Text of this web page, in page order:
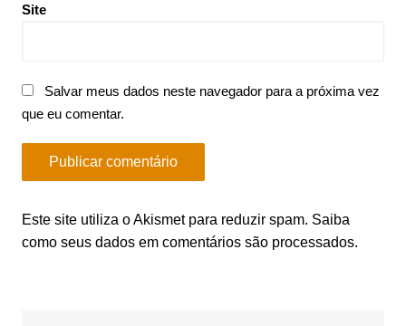
Site
Salvar meus dados neste navegador para a próxima vez
que eu comentar.
Este site utiliza o Akismet para reduzir spam. Saiba
como seus dados em comentários são processados.